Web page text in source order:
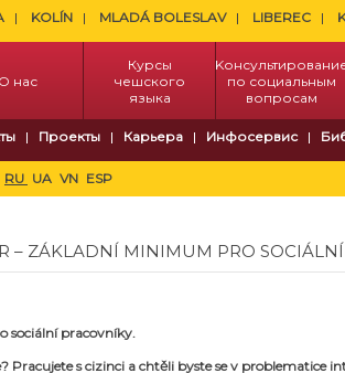
KOLÍN MLADÁ BOLESLAV LIBEREC
О нас
Курсы
чешского
языка
по социальным
вопросам
Проекты Карьера Инфосервис
RU UA VN ESP
– ZÁKLADNÍ MINIMUM PRO
sociální pracovníky.
Pracujete s cizinci a chtěli byste se v